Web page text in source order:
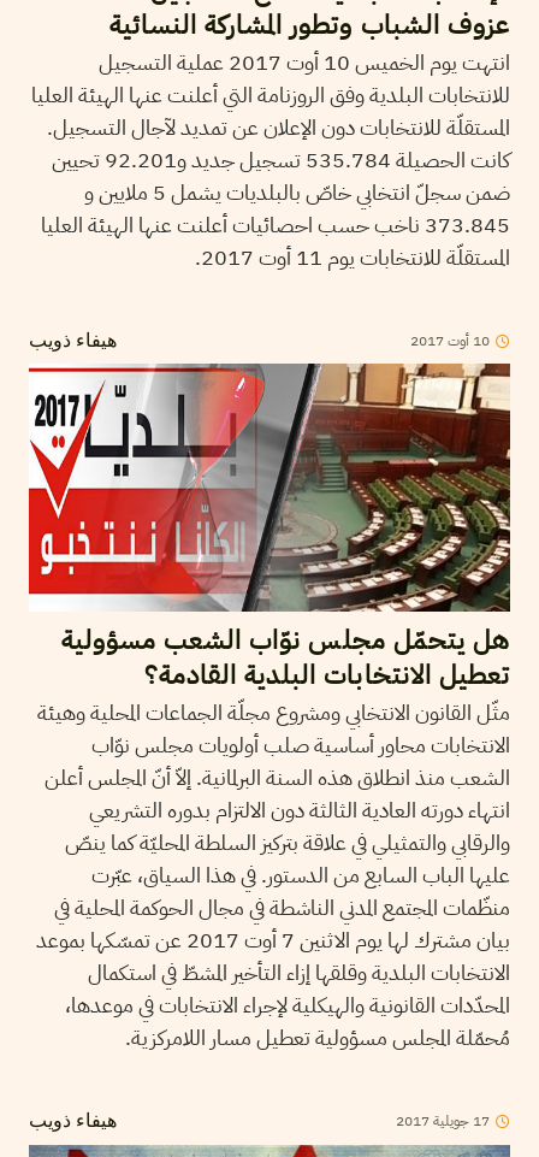
عزوف الشباب وتطور المشاركة النسائية
انتهت يوم الخميس 10 أوت 2017 عملية التسجيل
للانتخابات البلدية وفق الروزنامة التي أعلنت عنها الهيئة العليا
المستقلّة للانتخابات دون الإعلان عن تمديد لآجال التسجيل.
كانت الحصيلة 535.784 تسجيل جديد و92.201 تحيين
ضمن سجلّ انتخابي خاصّ بالبلديات يشمل 5 ملايين و
373.845 ناخب حسب احصائيات أعلنت عنها الهيئة العليا
المستقلّة للانتخابات يوم 11 أوت 2017.
هيفاء ذويب 10 أوت2017
هل يتحمّل مجلس نوّاب الشعب مسؤولية
تعطيل الانتخابات البلدية القادمة؟
مثّل القانون الانتخابي ومشروع مجلّة الجماعات المحلية وهيئة
الانتخابات محاور أساسية صلب أولويات مجلس نوّاب
الشعب منذ انطلاق هذه السنة البرلمانية. إلاّ أنّ المجلس أعلن
انتهاء دورته العادية الثالثة دون الالتزام بدوره التشريعي
والرقابي والتمثيلي في علاقة بتركيز السلطة المحليّة كما ينصّ
عليها الباب السابع من الدستور. في هذا السياق، عبّرت
منظّمات المجتمع المدني الناشطة في مجال الحوكمة المحلية في
بيان مشترك لها يوم الاثنين 7 أوت 2017 عن تمسّكها بموعد
الانتخابات البلدية وقلقها إزاء التأخير المشطّ في استكمال
المحدّدات القانونية والهيكلية لإجراء الانتخابات في موعدها،
مُحمّلة المجلس مسؤولية تعطيل مسار اللامركزية.
هيفاء ذويب 17 جويلية2017